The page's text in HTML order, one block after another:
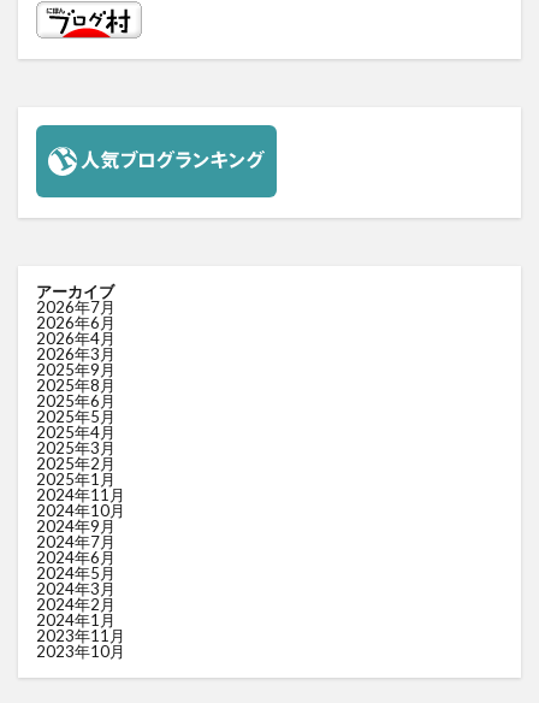
アーカイブ
2026年7月
2026年6月
2026年4月
2026年3月
2025年9月
2025年8月
2025年6月
2025年5月
2025年4月
2025年3月
2025年2月
2025年1月
2024年11月
2024年10月
2024年9月
2024年7月
2024年6月
2024年5月
2024年3月
2024年2月
2024年1月
2023年11月
2023年10月